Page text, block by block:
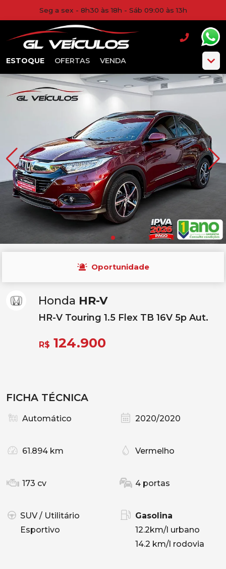
Seg a sex - 8h30 às 18h - Sáb 09:00 às 13h
ESTOQUE OFERTAS VENDA
Oportunidade
Honda HR-V
HR-V Touring 1.5 Flex TB 16V 5p Aut.
R$ 124.900
FICHA TÉCNICA
Automático 2020/2020
61.894 km Vermelho
173 cv 4 portas
SUV / Utilitário
Esportivo
Gasolina
12.2km/l urbano
14.2 km/l rodovia